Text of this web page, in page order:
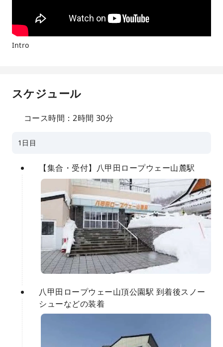
Intro
スケジュール
コース時間：2時間 30分
1日目
【集合・受付】八甲田ロープウェー山麓駅
八甲田ロープウェー山頂公園駅 到着後スノー
シューなどの装着